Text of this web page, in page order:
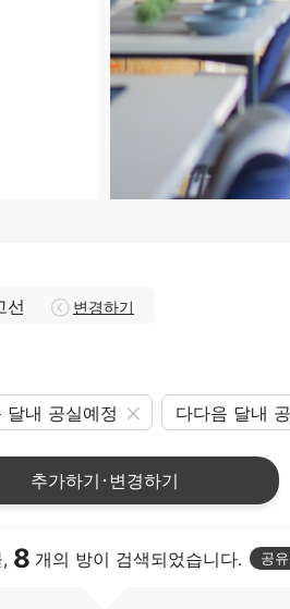
선 변경하기
달내 공실예정 다다음 달내
추가하기･변경하기
8 개의 방이 검색되었습니다. 공유